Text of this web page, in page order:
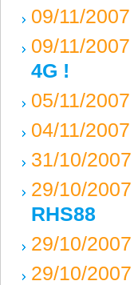
09/11/2007
09/11/2007
4G !
05/11/2007
04/11/2007
31/10/2007
29/10/2007
RHS88
29/10/2007
29/10/2007